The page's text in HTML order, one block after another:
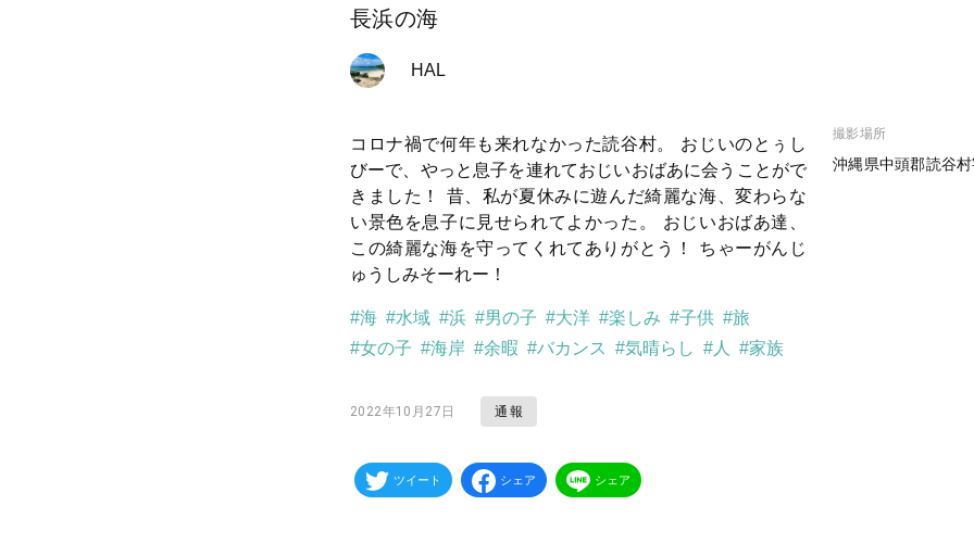
長浜の海
HAL
コロナ禍で何年も来れなかった読谷村。 おじいのとぅし
びーで、やっと息子を連れておじいおばあに会うことがで
きました！ 昔、私が夏休みに遊んだ綺麗な海、変わらな
い景色を息子に見せられてよかった。 おじいおばあ達、
この綺麗な海を守ってくれてありがとう！ ちゃーがんじ
ゅうしみそーれー！
#海 #水域 #浜 #男の子 #大洋 #楽しみ #子供 #旅
#女の子 #海岸 #余暇 #バカンス #気晴らし #人 #家族
2022年10月27日 通報
ツイート シェア シェア
撮影場所
沖縄県中頭郡読谷